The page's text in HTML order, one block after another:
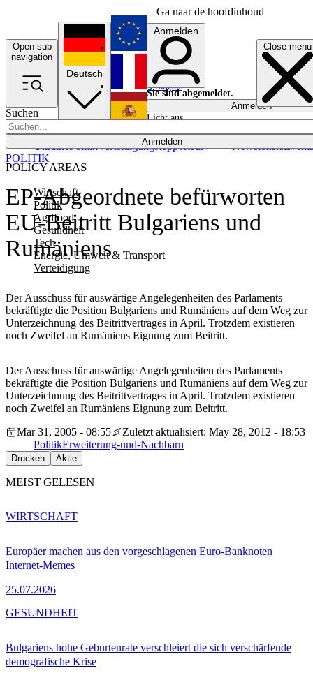
Ga naar de hoofdinhoud
Open sub
navigation
Close menu
Suchen
Anmelden
POLICY AREAS
Wirtschaft
Politik
Agrifood
Gesundheit
Tech
Energie, Umwelt & Transport
Verteidigung
UkrainePolitikVerteidigungRapporteur NewslettersEvents
Deutsch
English
Français
Anmelden
Sie sind abgemeldet.
Anmelden
Licht aus
EP-Abgeordnete befürworten
EU-Beitritt Bulgariens und
Rumäniens
Der Ausschuss für auswärtige Angelegenheiten des Parlaments
bekräftigte die Position Bulgariens und Rumäniens auf dem Weg zur
Unterzeichnung des Beitrittvertrages in April. Trotzdem existieren
noch Zweifel an Rumäniens Eignung zum Beitritt.
POLITIK
Der Ausschuss für auswärtige Angelegenheiten des Parlaments
bekräftigte die Position Bulgariens und Rumäniens auf dem Weg zur
Unterzeichnung des Beitrittvertrages in April. Trotzdem existieren
noch Zweifel an Rumäniens Eignung zum Beitritt.
Mar 31, 2005 - 08:55
Zuletzt aktualisiert: May 28, 2012 - 18:53
PolitikErweiterung-und-Nachbarn
Drucken Aktie
MEIST GELESEN
Europäer machen aus den vorgeschlagenen Euro-Banknoten
Internet-Memes
25.07.2026
WIRTSCHAFT
Bulgariens hohe Geburtenrate verschleiert die sich verschärfende
demografische Krise
GESUNDHEIT